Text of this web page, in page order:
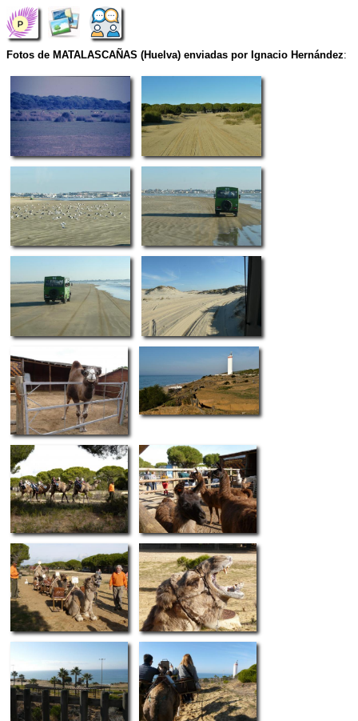
Fotos de MATALASCAÑAS (Huelva) enviadas por Ignacio Hernández: